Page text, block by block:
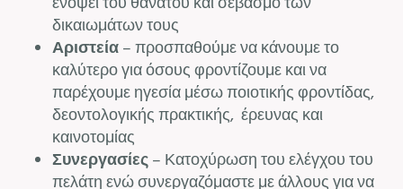
δικαιωμάτων τους
Αριστεία– προσπαθούμε να κάνουμε το
καλύτερο για όσους φροντίζουμε και να
παρέχουμε ηγεσία μέσω ποιοτικής φροντίδας,
δεοντολογικής πρακτικής, έρευνας και
καινοτομίας
Συνεργασίες– Κατοχύρωση του ελέγχου του
πελάτη ενώ συνεργαζόμαστε με άλλους για να